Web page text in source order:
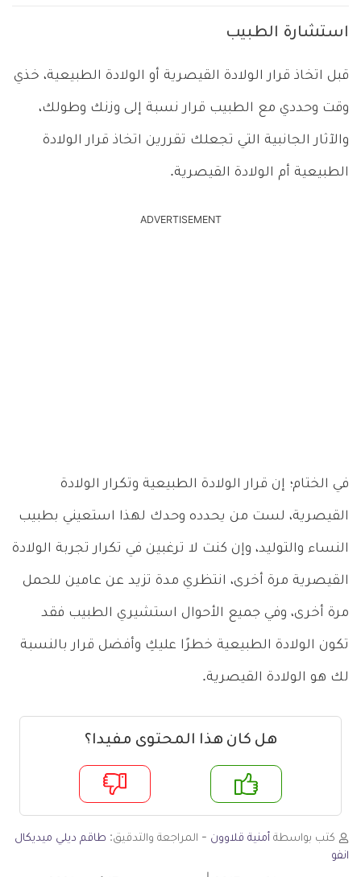
استشارة الطبيب
قبل اتخاذ قرار الولادة القيصرية أو الولادة الطبيعية، خذي
وقت وحددي مع الطبيب قرار نسبة إلى وزنك وطولك،
والآثار الجانبية التي تجعلك تقررين اتخاذ قرار الولادة
الطبيعية أم الولادة القيصرية.
ADVERTISEMENT
في الختام؛ إن قرار الولادة الطبيعية وتكرار الولادة
القيصرية، لست من يحدده وحدك لهذا استعيني بطبيب
النساء والتوليد، وإن كنت لا ترغبين في تكرار تجربة الولادة
القيصرية مرة أخرى، انتظري مدة تزيد عن عامين للحمل
مرة أخرى، وفي جميع الأحوال استشيري الطبيب فقد
تكون الولادة الطبيعية خطرًا عليكِ وأفضل قرار بالنسبة
لك هو الولادة القيصرية.
هل كان هذا المحتوى مفيدا؟
لا
كتب بواسطة أمنية قلاوون - المراجعة والتدقيق: طاقم ديلي ميديكال
انفو